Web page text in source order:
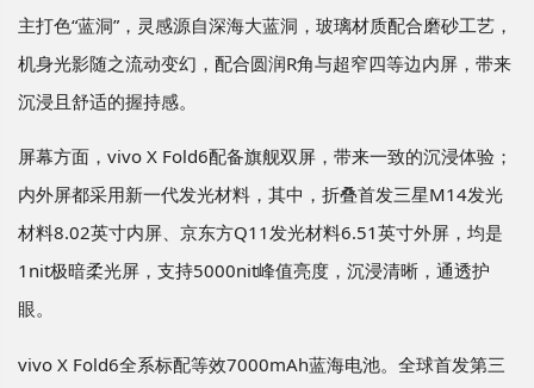
主打色“蓝洞”，灵感源自深海大蓝洞，玻璃材质配合磨砂工艺，
机身光影随之流动变幻，配合圆润R角与超窄四等边内屏，带来
沉浸且舒适的握持感。
屏幕方面，vivo X Fold6配备旗舰双屏，带来一致的沉浸体验；
内外屏都采用新一代发光材料，其中，折叠首发三星M14发光
材料8.02英寸内屏、京东方Q11发光材料6.51英寸外屏，均是
1nit极暗柔光屏，支持5000nit峰值亮度，沉浸清晰，通透护
眼。
vivo X Fold6全系标配等效7000mAh蓝海电池。全球首发第三